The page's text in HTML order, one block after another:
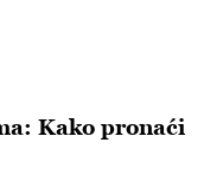
Kako pronaći